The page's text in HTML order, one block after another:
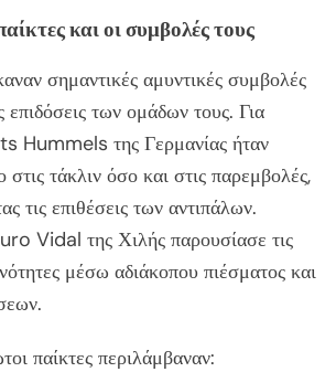
και οι συμβολές τους
σημαντικές αμυντικές συμβολές
επιδόσεις των ομάδων τους. Για
Hummels της Γερμανίας ήταν
στις τάκλιν όσο και στις παρεμβολές,
τις επιθέσεις των αντιπάλων.
Vidal της Χιλής παρουσίασε τις
μέσω αδιάκοπου πιέσματος και
παίκτες περιλάμβαναν: